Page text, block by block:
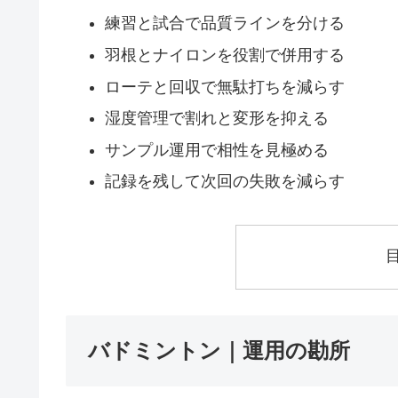
練習と試合で品質ラインを分ける
羽根とナイロンを役割で併用する
ローテと回収で無駄打ちを減らす
湿度管理で割れと変形を抑える
サンプル運用で相性を見極める
記録を残して次回の失敗を減らす
バドミントン｜運用の勘所